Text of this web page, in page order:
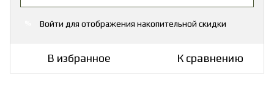
Войти для отображения накопительной скидки
В избранное К сравнению